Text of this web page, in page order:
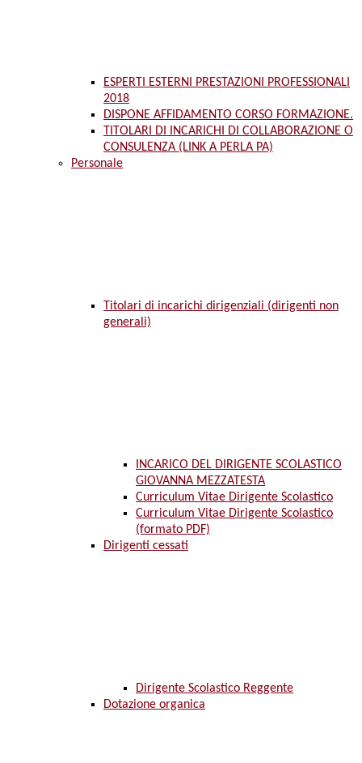
ESPERTI ESTERNI PRESTAZIONI PROFESSIONALI
2018
DISPONE AFFIDAMENTO CORSO FORMAZIONE.
TITOLARI DI INCARICHI DI COLLABORAZIONE O
CONSULENZA (LINK A PERLA PA)
Personale
Titolari di incarichi dirigenziali (dirigenti non
generali)
INCARICO DEL DIRIGENTE SCOLASTICO
GIOVANNA MEZZATESTA
Curriculum Vitae Dirigente Scolastico
Curriculum Vitae Dirigente Scolastico
(formato PDF)
Dirigenti cessati
Dirigente Scolastico Reggente
Dotazione organica